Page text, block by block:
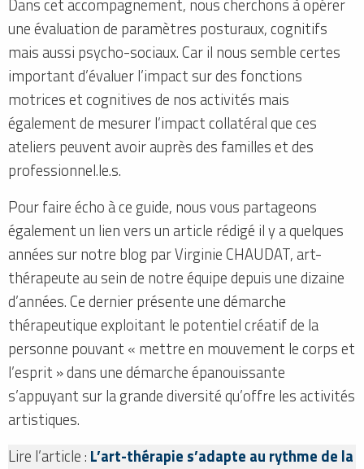
Dans cet accompagnement, nous cherchons à opérer
une évaluation de paramètres posturaux, cognitifs
mais aussi psycho-sociaux. Car il nous semble certes
important d’évaluer l’impact sur des fonctions
motrices et cognitives de nos activités mais
également de mesurer l’impact collatéral que ces
ateliers peuvent avoir auprès des familles et des
professionnel.le.s.
Pour faire écho à ce guide, nous vous partageons
également un lien vers un article rédigé il y a quelques
années sur notre blog par Virginie CHAUDAT, art-
thérapeute au sein de notre équipe depuis une dizaine
d’années. Ce dernier présente une démarche
thérapeutique exploitant le potentiel créatif de la
personne pouvant « mettre en mouvement le corps et
l’esprit » dans une démarche épanouissante
s’appuyant sur la grande diversité qu’offre les activités
artistiques.
Lire l’article : L’art-thérapie s’adapte au rythme de la